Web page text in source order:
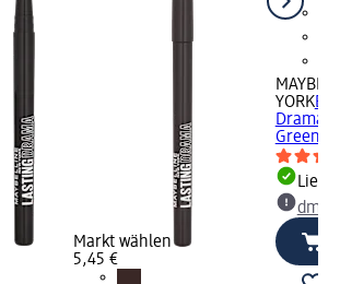
Markt wählen
5,45 €
YORK
Drama
Green,
dm